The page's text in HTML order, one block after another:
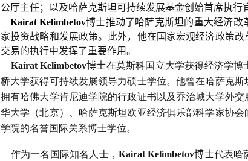
公厅主任；以及哈萨克斯坦可持续发展基金创始首席执行
Kairat Kelimbetov博士推动了哈萨克斯坦的重大经济
家投资战略和发展政策。此外，他在国家宏观经济政策
交易的执行中发挥了重要作用。
Kairat Kelimbetov博士在莫斯科国立大学获得经济学博
桥大学获得可持续发展领导力硕士学位。他曾在哈萨克
拥有哈佛大学肯尼迪学院的行政证书以及乔治城大学外
华大学（北京）、哈萨克斯坦欧亚经济俱乐部科学家协
学院的名誉国际关系博士学位。
作为一名国际知名人士， Kairat Kelimbetov博士代表哈